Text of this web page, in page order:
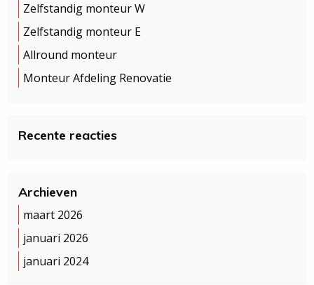
Zelfstandig monteur W
Zelfstandig monteur E
Allround monteur
Monteur Afdeling Renovatie
Recente reacties
Archieven
maart 2026
januari 2026
januari 2024